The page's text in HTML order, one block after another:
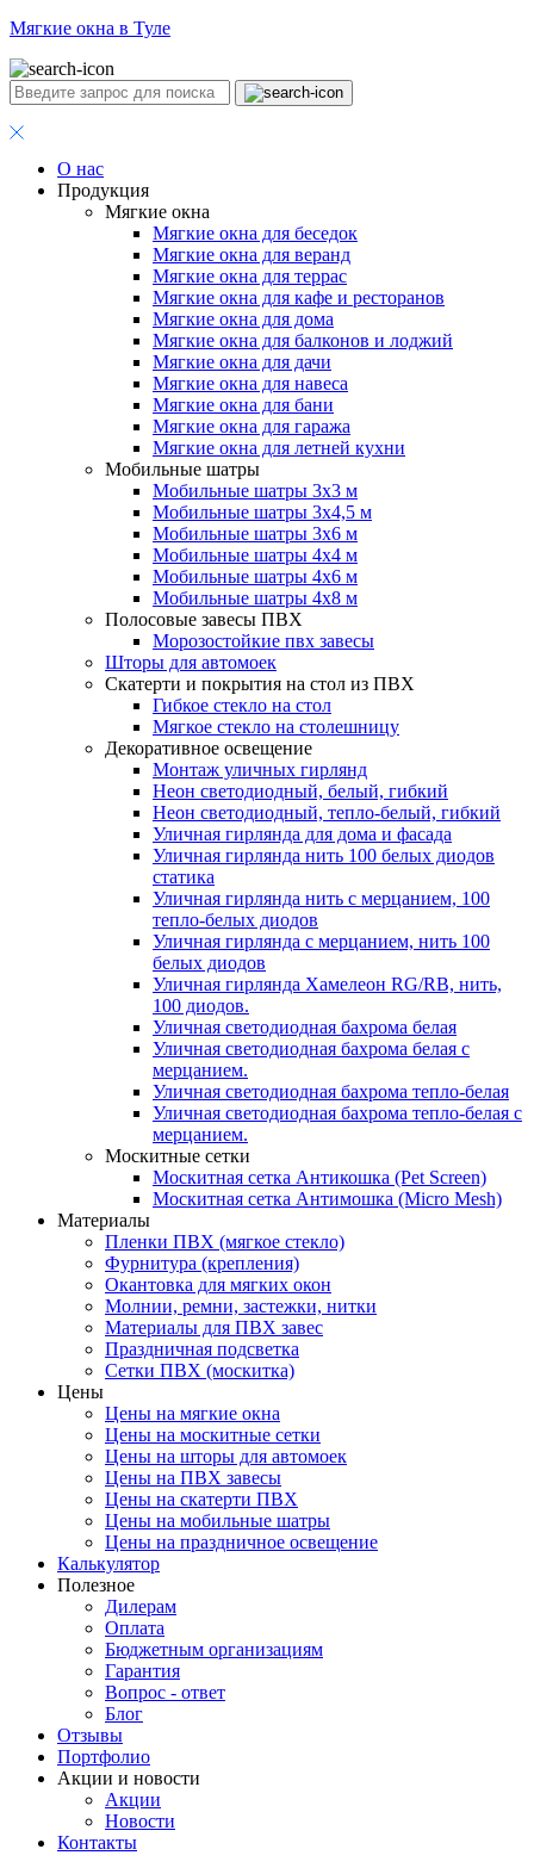
Мягкие окна в Туле
О нас
Продукция
Мягкие окна
Мягкие окна для беседок
Мягкие окна для веранд
Мягкие окна для террас
Мягкие окна для кафе и ресторанов
Мягкие окна для дома
Мягкие окна для балконов и лоджий
Мягкие окна для дачи
Мягкие окна для навеса
Мягкие окна для бани
Мягкие окна для гаража
Мягкие окна для летней кухни
Мобильные шатры
Мобильные шатры 3х3 м
Мобильные шатры 3х4,5 м
Мобильные шатры 3х6 м
Мобильные шатры 4х4 м
Мобильные шатры 4х6 м
Мобильные шатры 4х8 м
Полосовые завесы ПВХ
Морозостойкие пвх завесы
Шторы для автомоек
Скатерти и покрытия на стол из ПВХ
Гибкое стекло на стол
Мягкое стекло на столешницу
Декоративное освещение
Монтаж уличных гирлянд
Неон светодиодный, белый, гибкий
Неон светодиодный, тепло-белый, гибкий
Уличная гирлянда для дома и фасада
Уличная гирлянда нить 100 белых диодов
статика
Уличная гирлянда нить с мерцанием, 100
тепло-белых диодов
Уличная гирлянда с мерцанием, нить 100
белых диодов
Уличная гирлянда Хамелеон RG/RB, нить,
100 диодов.
Уличная светодиодная бахрома белая
Уличная светодиодная бахрома белая с
мерцанием.
Уличная светодиодная бахрома тепло-белая
Уличная светодиодная бахрома тепло-белая с
мерцанием.
Москитные сетки
Москитная сетка Антикошка (Pet Screen)
Москитная сетка Антимошка (Micro Mesh)
Материалы
Пленки ПВХ (мягкое стекло)
Фурнитура (крепления)
Окантовка для мягких окон
Молнии, ремни, застежки, нитки
Материалы для ПВХ завес
Праздничная подсветка
Сетки ПВХ (москитка)
Цены
Цены на мягкие окна
Цены на москитные сетки
Цены на шторы для автомоек
Цены на ПВХ завесы
Цены на скатерти ПВХ
Цены на мобильные шатры
Цены на праздничное освещение
Калькулятор
Полезное
Дилерам
Оплата
Бюджетным организациям
Гарантия
Вопрос - ответ
Блог
Отзывы
Портфолио
Акции и новости
Акции
Новости
Контакты